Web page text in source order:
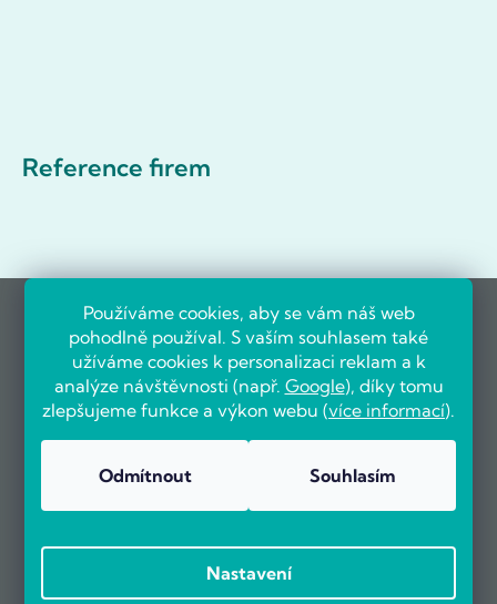
Používáme cookies, aby se vám náš web
pohodlně používal. S vaším souhlasem také
užíváme cookies k personalizaci reklam a k
analýze návštěvnosti (např. Google), díky tomu
zlepšujeme funkce a výkon webu (více informací).
Odmítnout Souhlasím
Nastavení
Reference firem